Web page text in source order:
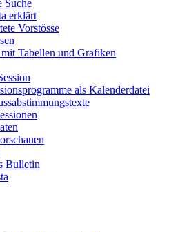
Suche
erklärt
Vorstösse
mit Tabellen und Grafiken
als Kalenderdatei
Bulletin